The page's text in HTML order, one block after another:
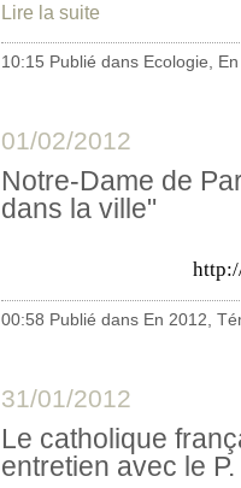
Lire la suite
10:15 Publié dans Ecologie
01/02/2012
Notre-Dame de
dans la ville"
http://
00:58 Publié dans En 2012
31/01/2012
Le catholique
entretien avec le